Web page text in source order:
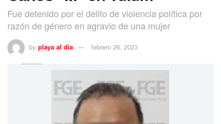
Fue detenido por el delito de violencia política por
razón de género en agravio de una mujer
by playa al dia febrero 26, 2023